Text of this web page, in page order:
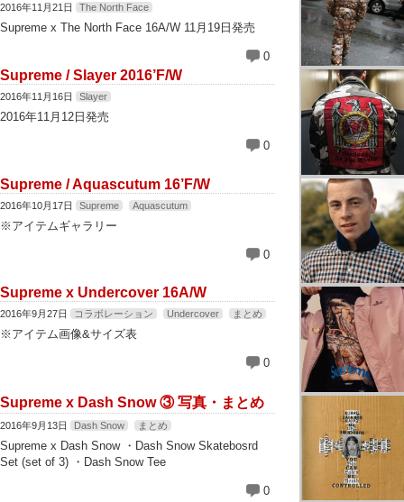
2016年11月21日 The North Face
Supreme x The North Face 16A/W 11月19日発売
0
Supreme / Slayer 2016’F/W
2016年11月16日 Slayer
2016年11月12日発売
0
Supreme / Aquascutum 16’F/W
2016年10月17日 Supreme Aquascutum
※アイテムギャラリー
0
Supreme x Undercover 16A/W
2016年9月27日 コラボレーション Undercover まとめ
※アイテム画像&サイズ表
0
Supreme x Dash Snow ③ 写真・まとめ
2016年9月13日 Dash Snow まとめ
Supreme x Dash Snow ・Dash Snow Skatebosrd
Set (set of 3) ・Dash Snow Tee
0